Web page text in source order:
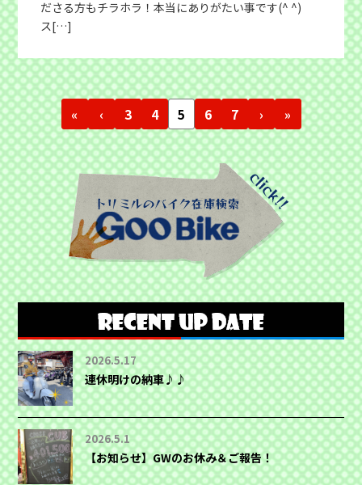
ださる方もチラホラ！本当にありがたい事です(^ ^)
ス[…]
« ‹ 3 4 5 6 7 › »
2026.5.17
連休明けの納車♪♪
2026.5.1
【お知らせ】GWのお休み＆ご報告！